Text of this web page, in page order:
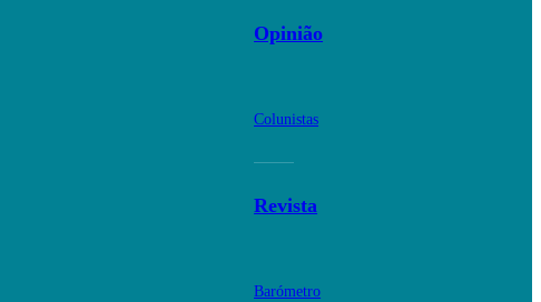
Opinião
Colunistas
Revista
Barómetro